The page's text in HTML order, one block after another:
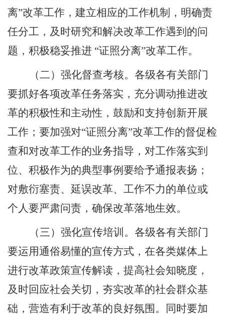
离”改革工作，建立相应的工作机制，明确责
任分工，及时研究和解决改革工作遇到的问
题，积极稳妥推进 “证照分离”改革工作。
（二）强化督查考核。 各级各有关部门
要抓好各项改革任务落实，充分调动推进改
革的积极性和主动性，鼓励和支持创新开展
工作；要加强对“证照分离”改革工作的督促检
查和对改革工作的业务指导，对工作落实到
位、积极作为的典型事例要给予通报表扬；
对敷衍塞责、延误改革、工作不力的单位或
个人要严肃问责，确保改革落地生效。
（三）强化宣传培训。 各级各有关部门
要运用通俗易懂的宣传方式，在各类媒体上
进行改革政策宣传解读，提高社会知晓度，
及时回应社会关切，夯实改革的社会群众基
础，营造有利于改革的良好氛围。同时要加